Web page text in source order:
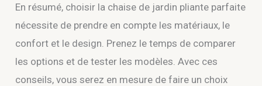
En résumé, choisir la chaise de jardin pliante parfaite
nécessite de prendre en compte les matériaux, le
confort et le design. Prenez le temps de comparer
les options et de tester les modèles. Avec ces
conseils, vous serez en mesure de faire un choix